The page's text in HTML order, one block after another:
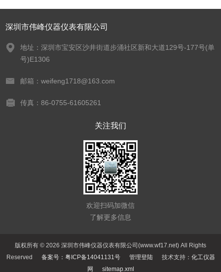
深圳市伟峰仪器仪表有限公司
地址：深圳市宝安区沙井街道步涌社区新和大道129号-177号(单
号)E1306
邮箱：weifeng1718@163.com
传真：86-0755-61605261
关注我们
欢迎扫码加微信
了解更多信息
版权所有 © 2026 深圳市伟峰仪器仪表有限公司(www.wf17.net) All Rights
Reserved 备案号：粤ICP备14041131号 管理登陆技术支持： 化工仪器
网
sitemap.xml